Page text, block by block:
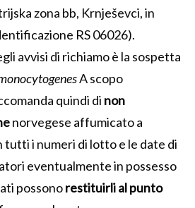
zona bb, Krnješevci, in
RS 06026).
avvisi di richiamo è la sospetta
A scopo
quindi di non
norvegese affumicato a
tutti i numeri di lotto e le date di
eventualmente in possesso
possonorestituirli al punto